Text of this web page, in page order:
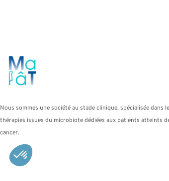
Nous sommes une société au stade clinique, spécialisée dans
thérapies issues du microbiote dédiées aux patients atteints
cancer.